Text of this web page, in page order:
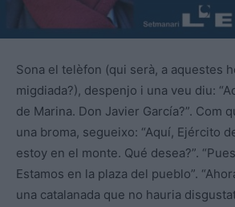
Sona el telèfon (qui serà, a aquestes
migdiada?), despenjo i una veu diu:
de Marina. Don Javier García?”. Com
una broma, segueixo: “Aquí, Ejército
estoy en el monte. Qué desea?”.
Estamos en la plaza del pueblo”.
una catalanada que no hauria